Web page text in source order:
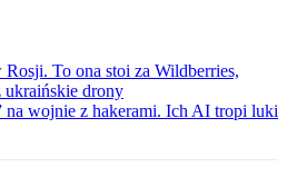
To ona stoi za Wildberries,
ukraińskie drony
na wojnie z hakerami. Ich AI tropi luki